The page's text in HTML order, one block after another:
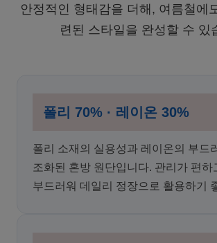
안정적인 형태감을 더해, 여름철에
련된 스타일을 완성할 수 있
폴리 70% · 레이온 30%
폴리 소재의 실용성과 레이온의 부드
조화된 혼방 원단입니다. 관리가 편하
부드러워 데일리 정장으로 활용하기